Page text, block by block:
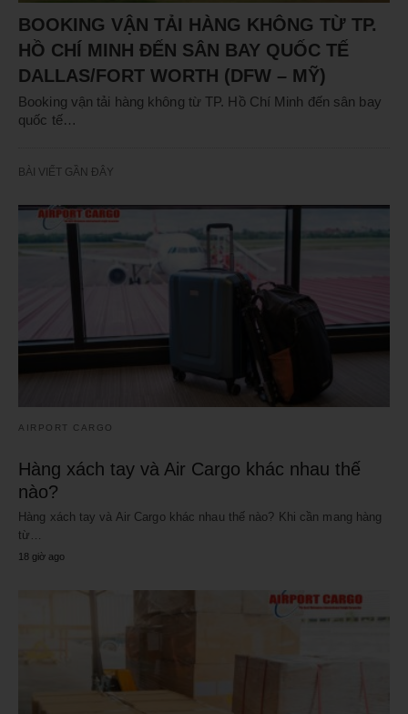
BOOKING VẬN TẢI HÀNG KHÔNG TỪ TP.
HỒ CHÍ MINH ĐẾN SÂN BAY QUỐC TẾ
DALLAS/FORT WORTH (DFW – MỸ)
Booking vận tải hàng không từ TP. Hồ Chí Minh đến sân bay
quốc tế…
BÀI VIẾT GẦN ĐÂY
AIRPORT CARGO
Hàng xách tay và Air Cargo khác nhau thế
nào?
Hàng xách tay và Air Cargo khác nhau thế nào? Khi cần mang hàng
từ…
18 giờ ago